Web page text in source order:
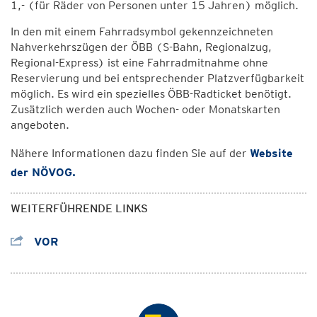
1,- (für Räder von Personen unter 15 Jahren) möglich.
In den mit einem Fahrradsymbol gekennzeichneten
Nahverkehrszügen der ÖBB (S-Bahn, Regionalzug,
Regional-Express) ist eine Fahrradmitnahme ohne
Reservierung und bei entsprechender Platzverfügbarkeit
möglich. Es wird ein spezielles ÖBB-Radticket benötigt.
Zusätzlich werden auch Wochen- oder Monatskarten
angeboten.
Nähere Informationen dazu finden Sie auf der Website
der NÖVOG.
WEITERFÜHRENDE LINKS
VOR